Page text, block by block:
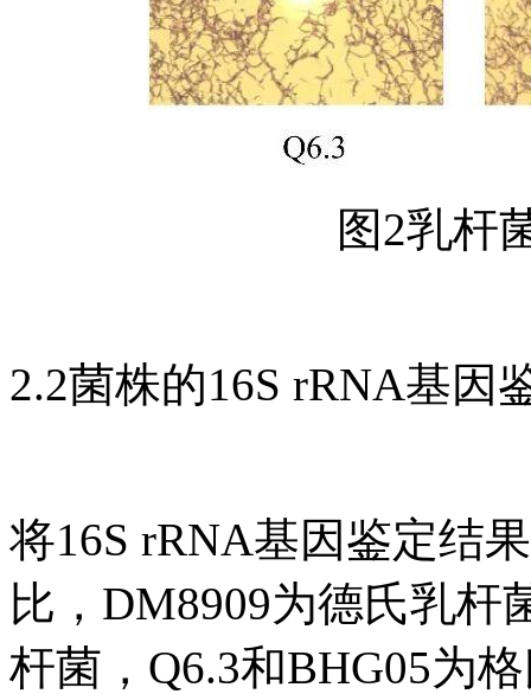
图2乳杆
2.2菌株的16S rRNA基因
将16S rRNA基因鉴定结
比，DM8909为德氏乳杆
杆菌，Q6.3和BHG05为